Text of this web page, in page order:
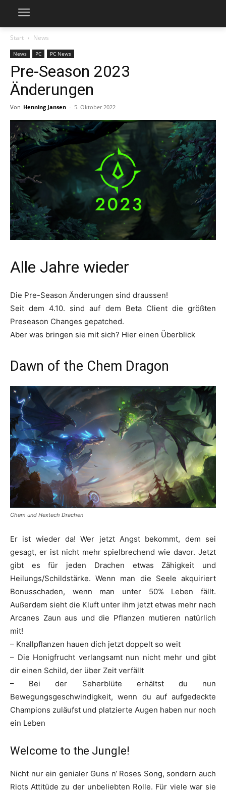
Start News
News PC PC News
Pre-Season 2023
Änderungen
Von Henning Jansen - 5. Oktober 2022
Alle Jahre wieder
Die Pre-Season Änderungen sind draussen!
Seit dem 4.10. sind auf dem Beta Client die größten
Preseason Changes gepatched.
Aber was bringen sie mit sich? Hier einen Überblick
Dawn of the Chem Dragon
Chem und Hextech Drachen
Er ist wieder da! Wer jetzt Angst bekommt, dem sei
gesagt, er ist nicht mehr spielbrechend wie davor. Jetzt
gibt es für jeden Drachen etwas Zähigkeit und
Heilungs/Schildstärke. Wenn man die Seele akquiriert
Bonusschaden, wenn man unter 50% Leben fällt.
Außerdem sieht die Kluft unter ihm jetzt etwas mehr nach
Arcanes Zaun aus und die Pflanzen mutieren natürlich
mit!
– Knallpflanzen hauen dich jetzt doppelt so weit
– Die Honigfrucht verlangsamt nun nicht mehr und gibt
dir einen Schild, der über Zeit verfällt
– Bei der Seherblüte erhältst du nun
Bewegungsgeschwindigkeit, wenn du auf aufgedeckte
Champions zuläufst und platzierte Augen haben nur noch
ein Leben
Welcome to the Jungle!
Nicht nur ein genialer Guns n‘ Roses Song, sondern auch
Riots Attitüde zu der unbeliebten Rolle. Für viele war sie